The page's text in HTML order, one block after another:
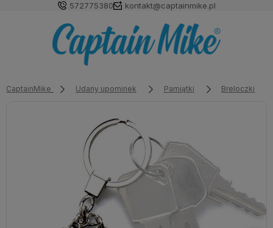
572775380 kontakt@captainmike.pl
CaptainMike Udany upominek Pamiątki Breloczki